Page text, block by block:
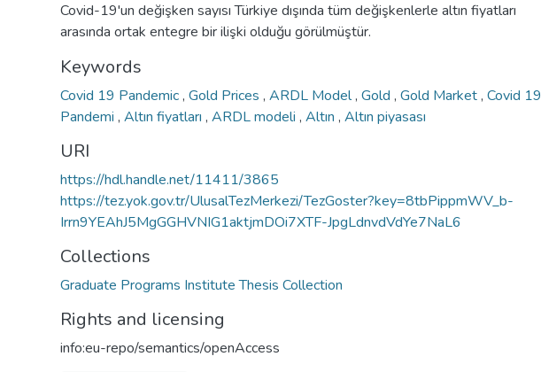
Covid-19'un değişken sayısı Türkiye dışında tüm değişkenlerle altın fiyatları
arasında ortak entegre bir ilişki olduğu görülmüştür.
Keywords
Covid 19 Pandemic, Gold Prices , ARDL Model, Gold , Gold Market, Covid 19
Pandemi , Altın fiyatları , ARDL modeli , Altın , Altın piyasası
URI
https://hdl.handle.net/11411/3865
https://tez.yok.gov.tr/UlusalTezMerkezi/TezGoster?key=8tbPippmWV_b-
Irrn9YEAhJ5MgGGHVNIG1aktjmDOi7XTF-JpgLdnvdVdYe7NaL6
Collections
Graduate Programs Institute Thesis Collection
Rights and licensing
info:eu-repo/semantics/openAccess